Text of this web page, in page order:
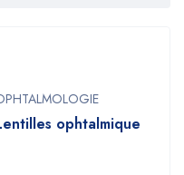
ophtalmique